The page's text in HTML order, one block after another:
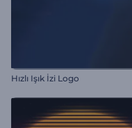
Hızlı Işık İzi Logo